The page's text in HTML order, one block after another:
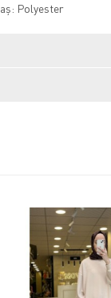
Polyester